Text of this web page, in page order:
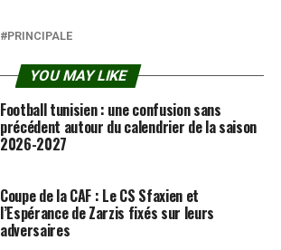
PRINCIPALE
YOU MAY LIKE
Football tunisien : une confusion sans
précédent autour du calendrier de la saison
2026-2027
Coupe de la CAF : Le CS Sfaxien et
l’Espérance de Zarzis fixés sur leurs
adversaires